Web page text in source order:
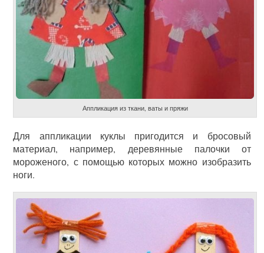
Аппликация из ткани, ваты и пряжи
Для аппликации куклы пригодится и бросовый
материал, например, деревянные палочки от
мороженого, с помощью которых можно изобразить
ноги.